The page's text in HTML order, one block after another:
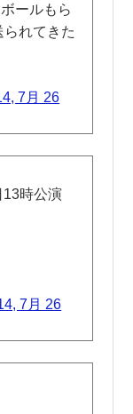
ールもら
れてきた
7月 26
13時公演
7月 26